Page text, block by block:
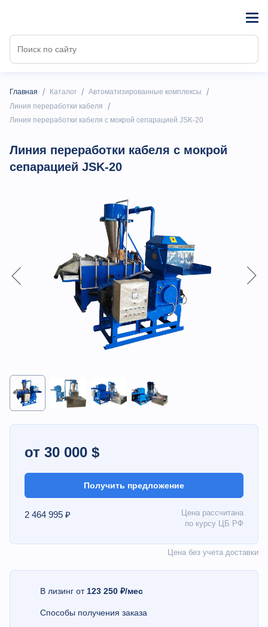
Главная / Каталог / Автоматизированные комплексы /
Линия переработки кабеля /
Линия переработки кабеля с мокрой сепарацией JSK-20
Линия переработки кабеля с мокрой
сепарацией JSK-20
от 30 000 $
Получить предложение
2 464 995 ₽
Цена рассчитана
по курсу ЦБ РФ
Цена без учета доставки
В лизинг от 123 250 ₽/мес
Способы получения заказа